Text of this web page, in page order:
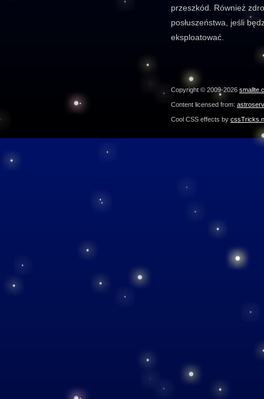
przeszkód. Również
posłuszeństwa, jeśli
eksploatować.
Copyright © 2009-2026
Content licensed from:
Cool CSS effects by